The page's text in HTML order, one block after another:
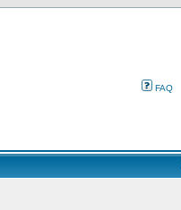
FAQ